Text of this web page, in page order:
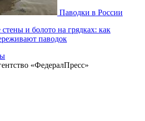
Паводки в России
и болото на грядках: как
паводок
«ФедералПресс»